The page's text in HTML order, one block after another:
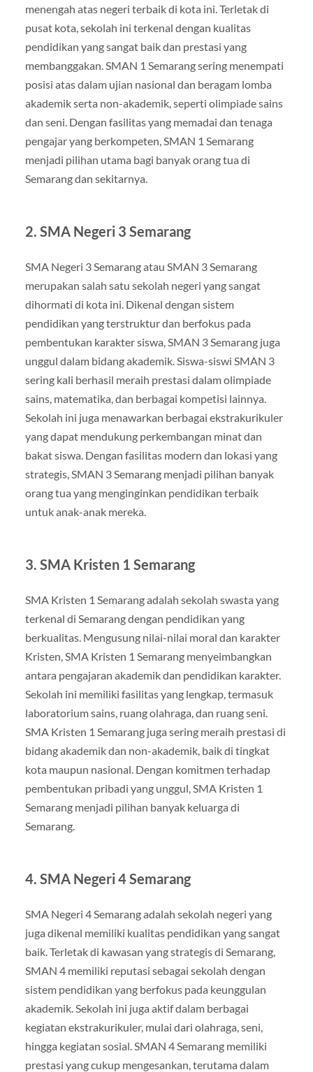
menengah atas negeri terbaik di kota ini. Terletak di
pusat kota, sekolah ini terkenal dengan kualitas
pendidikan yang sangat baik dan prestasi yang
membanggakan. SMAN 1 Semarang sering menempati
posisi atas dalam ujian nasional dan beragam lomba
akademik serta non-akademik, seperti olimpiade sains
dan seni. Dengan fasilitas yang memadai dan tenaga
pengajar yang berkompeten, SMAN 1 Semarang
menjadi pilihan utama bagi banyak orang tua di
Semarang dan sekitarnya.
2. SMA Negeri 3 Semarang
SMA Negeri 3 Semarang atau SMAN 3 Semarang
merupakan salah satu sekolah negeri yang sangat
dihormati di kota ini. Dikenal dengan sistem
pendidikan yang terstruktur dan berfokus pada
pembentukan karakter siswa, SMAN 3 Semarang juga
unggul dalam bidang akademik. Siswa-siswi SMAN 3
sering kali berhasil meraih prestasi dalam olimpiade
sains, matematika, dan berbagai kompetisi lainnya.
Sekolah ini juga menawarkan berbagai ekstrakurikuler
yang dapat mendukung perkembangan minat dan
bakat siswa. Dengan fasilitas modern dan lokasi yang
strategis, SMAN 3 Semarang menjadi pilihan banyak
orang tua yang menginginkan pendidikan terbaik
untuk anak-anak mereka.
3. SMA Kristen 1 Semarang
SMA Kristen 1 Semarang adalah sekolah swasta yang
terkenal di Semarang dengan pendidikan yang
berkualitas. Mengusung nilai-nilai moral dan karakter
Kristen, SMA Kristen 1 Semarang menyeimbangkan
antara pengajaran akademik dan pendidikan karakter.
Sekolah ini memiliki fasilitas yang lengkap, termasuk
laboratorium sains, ruang olahraga, dan ruang seni.
SMA Kristen 1 Semarang juga sering meraih prestasi di
bidang akademik dan non-akademik, baik di tingkat
kota maupun nasional. Dengan komitmen terhadap
pembentukan pribadi yang unggul, SMA Kristen 1
Semarang menjadi pilihan banyak keluarga di
Semarang.
4. SMA Negeri 4 Semarang
SMA Negeri 4 Semarang adalah sekolah negeri yang
juga dikenal memiliki kualitas pendidikan yang sangat
baik. Terletak di kawasan yang strategis di Semarang,
SMAN 4 memiliki reputasi sebagai sekolah dengan
sistem pendidikan yang berfokus pada keunggulan
akademik. Sekolah ini juga aktif dalam berbagai
kegiatan ekstrakurikuler, mulai dari olahraga, seni,
hingga kegiatan sosial. SMAN 4 Semarang memiliki
prestasi yang cukup mengesankan, terutama dalam